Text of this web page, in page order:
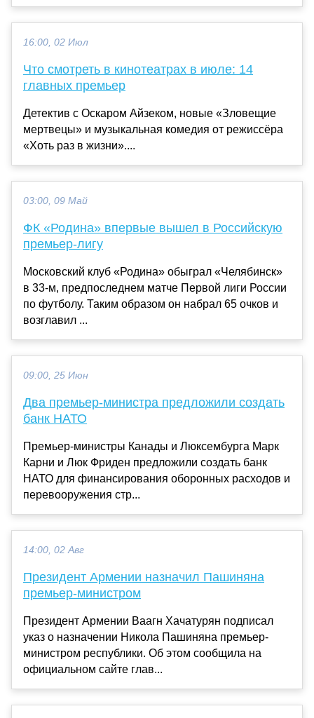
16:00, 02 Июл
Что смотреть в кинотеатрах в июле: 14
главных премьер
Детектив с Оскаром Айзеком, новые «Зловещие
мертвецы» и музыкальная комедия от режиссёра
«Хоть раз в жизни»....
03:00, 09 Май
ФК «Родина» впервые вышел в Российскую
премьер-лигу
Московский клуб «Родина» обыграл «Челябинск»
в 33-м, предпоследнем матче Первой лиги России
по футболу. Таким образом он набрал 65 очков и
возглавил ...
09:00, 25 Июн
Два премьер-министра предложили создать
банк НАТО
Премьер-министры Канады и Люксембурга Марк
Карни и Люк Фриден предложили создать банк
НАТО для финансирования оборонных расходов и
перевооружения стр...
14:00, 02 Авг
Президент Армении назначил Пашиняна
премьер-министром
Президент Армении Ваагн Хачатурян подписал
указ о назначении Никола Пашиняна премьер-
министром республики. Об этом сообщила на
официальном сайте глав...